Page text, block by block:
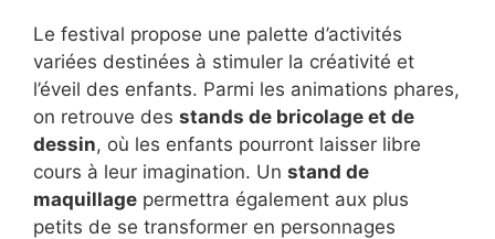
Le festival propose une palette d’activités
variées destinées à stimuler la créativité et
l’éveil des enfants. Parmi les animations phares,
on retrouve des stands de bricolage et de
dessin, où les enfants pourront laisser libre
cours à leur imagination. Un stand de
maquillage permettra également aux plus
petits de se transformer en personnages